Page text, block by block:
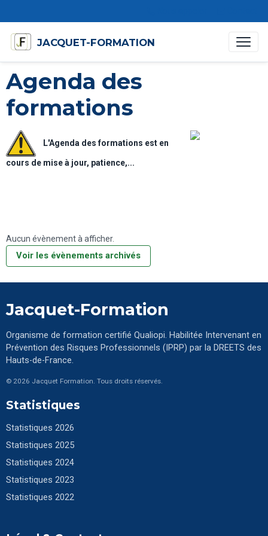
JACQUET-FORMATION
Agenda des
formations
L'Agenda des formations est en
cours de mise à jour, patience,...
Aucun évènement à afficher.
Voir les évènements archivés
Jacquet-Formation
Organisme de formation certifié Qualiopi. Habilitée Intervenant en
Prévention des Risques Professionnels (IPRP) par la DREETS des
Hauts-de-France.
© 2026 Jacquet Formation. Tous droits réservés.
Statistiques
Statistiques 2026
Statistiques 2025
Statistiques 2024
Statistiques 2023
Statistiques 2022